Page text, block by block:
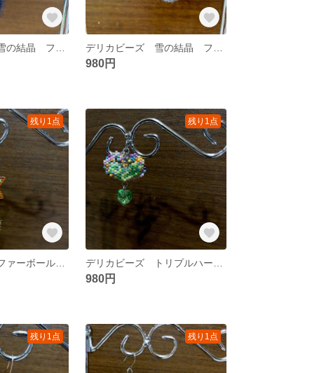
980円
残り1点 残り1点
980円
残り1点 残り1点